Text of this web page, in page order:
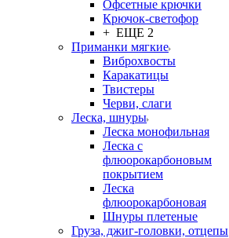
Офсетные крючки
Крючок-светофор
+ ЕЩЕ 2
Приманки мягкие
Виброхвосты
Каракатицы
Твистеры
Черви, слаги
Леска, шнуры
Леска монофильная
Леска с
флюорокарбоновым
покрытием
Леска
флюорокарбоновая
Шнуры плетеные
Груза, джиг-головки, отцепы